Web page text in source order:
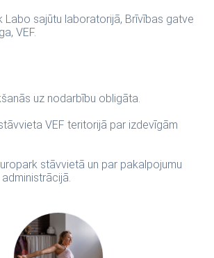
Labo sajūtu laboratorijā, Brīvības gatve
VEF.
uz nodarbību obligāta.
VEF teritorijā par izdevīgām
stāvvietā un par pakalpojumu